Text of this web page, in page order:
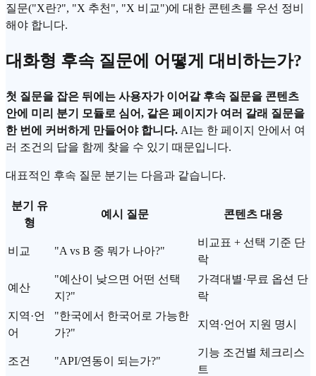
질문("X란?", "X 추천", "X 비교")에 대한 콘텐츠를 우선 정비
해야 합니다.
대화형 후속 질문에 어떻게 대비하는가?
첫 질문을 잡은 뒤에는 사용자가 이어갈 후속 질문을 콘텐츠
안에 미리 분기 모듈로 심어, 같은 페이지가 여러 갈래 질문을
한 번에 커버하게 만들어야 합니다. AI는 한 페이지 안에서 여
러 조건의 답을 함께 찾을 수 있기 때문입니다.
대표적인 후속 질문 분기는 다음과 같습니다.
분기 유
형
예시 질문 콘텐츠 대응
비교 "A vs B 중 뭐가 나아?"
비교표 + 선택 기준 단
락
예산
"예산이 낮으면 어떤 선택
지?"
가격대별·무료 옵션 단
락
지역·언
어
"한국에서 한국어로 가능한
가?"
지역·언어 지원 명시
조건 "API/연동이 되는가?"
기능 조건별 체크리스
트